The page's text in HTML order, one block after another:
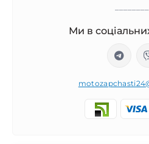
Ми в